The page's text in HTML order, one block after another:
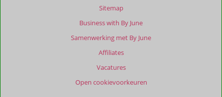
Sitemap
Business with By June
Samenwerking met By June
Affiliates
Vacatures
Open cookievoorkeuren